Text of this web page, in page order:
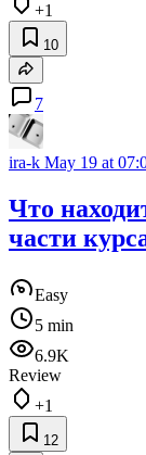
+1
10
7
ira-k May 19 at
Что
части
Easy
5 min
6.9K
Review
+1
12